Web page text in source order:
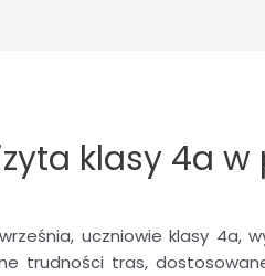
klasy 4a
uczniowie klasy 4a,
trudności tras,